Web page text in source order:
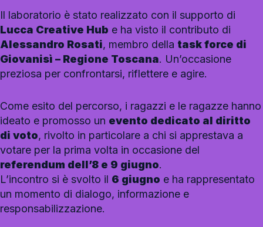
Il laboratorio è stato realizzato con il supporto di
Lucca Creative Hub e ha visto il contributo di
Alessandro Rosati, membro della task force di
Giovanisì – Regione Toscana. Un’occasione
preziosa per confrontarsi, riflettere e agire.
Come esito del percorso, i ragazzi e le ragazze hanno
ideato e promosso un evento dedicato al diritto
di voto, rivolto in particolare a chi si apprestava a
votare per la prima volta in occasione del
referendum dell’8 e 9 giugno.
L’incontro si è svolto il 6 giugno e ha rappresentato
un momento di dialogo, informazione e
responsabilizzazione.